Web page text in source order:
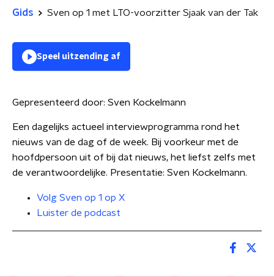
Gids Sven op 1 met LTO-voorzitter Sjaak van der Tak
Speel uitzending af
Gepresenteerd door: Sven Kockelmann
Een dagelijks actueel interviewprogramma rond het
nieuws van de dag of de week. Bij voorkeur met de
hoofdpersoon uit of bij dat nieuws, het liefst zelfs met
de verantwoordelijke. Presentatie: Sven Kockelmann.
Volg Sven op 1 op X
Luister de podcast